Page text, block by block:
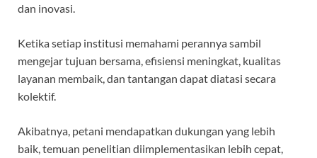
dan inovasi.
Ketika setiap institusi memahami perannya sambil
mengejar tujuan bersama, efisiensi meningkat, kualitas
layanan membaik, dan tantangan dapat diatasi secara
kolektif.
Akibatnya, petani mendapatkan dukungan yang lebih
baik, temuan penelitian diimplementasikan lebih cepat,